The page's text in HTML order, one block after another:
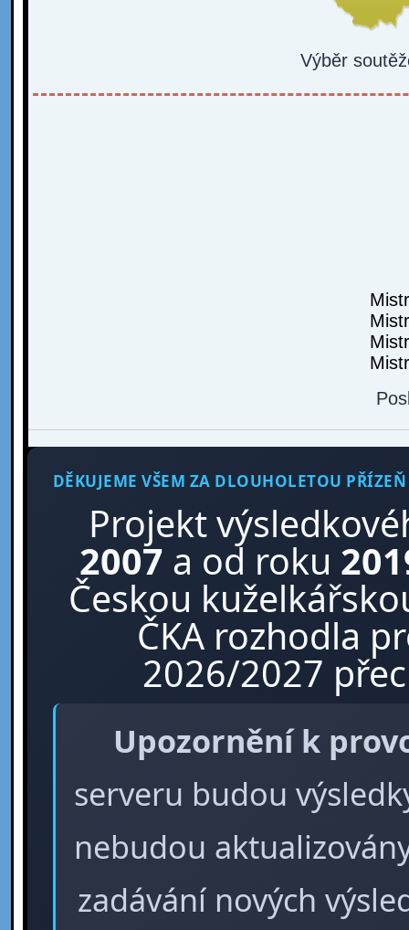
Výběr
DĚKUJEME VŠEM ZA DLOUHOLETOU PŘÍZEŇ
Projekt
2007 a od roku
Českou
ČKA rozhodla
2026/2027
Upozornění k
serveru budou
nebudou
zadávání nových